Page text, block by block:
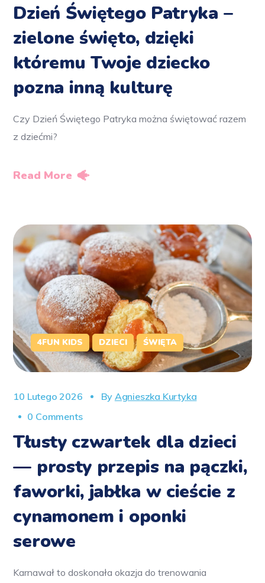
Dzień Świętego Patryka –
zielone święto, dzięki
któremu Twoje dziecko
pozna inną kulturę
Czy Dzień Świętego Patryka można świętować razem
z dziećmi?
Read More
4FUN KIDS DZIECI ŚWIĘTA
10 Lutego 2026 By Agnieszka Kurtyka
0 Comments
Tłusty czwartek dla dzieci
— prosty przepis na pączki,
faworki, jabłka w cieście z
cynamonem i oponki
serowe
Karnawał to doskonała okazja do trenowania